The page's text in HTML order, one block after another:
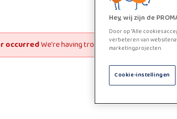
occurredWe're having trouble loading the
Hey, wij zijn de
Door op “Alle cookies
verbeteren van
marketingprojecten.
Cookie-instellingen